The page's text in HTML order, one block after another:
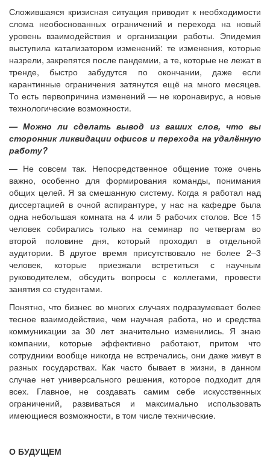
Сложившаяся кризисная ситуация приводит к необходимости
слома необоснованных ограничений и перехода на новый
уровень взаимодействия и организации работы. Эпидемия
выступила катализатором изменений: те изменения, которые
назрели, закрепятся после пандемии, а те, которые не лежат в
тренде, быстро забудутся по окончании, даже если
карантинные ограничения затянутся ещё на много месяцев.
То есть первопричина изменений — не коронавирус, а новые
технологические возможности.
— Можно ли сделать вывод из ваших слов, что вы
сторонник ликвидации офисов и перехода на удалённую
работу?
— Не совсем так. Непосредственное общение тоже очень
важно, особенно для формирования команды, понимания
общих целей. Я за смешанную систему. Когда я работал над
диссертацией в очной аспирантуре, у нас на кафедре была
одна небольшая комната на 4 или 5 рабочих столов. Все 15
человек собирались только на семинар по четвергам во
второй половине дня, который проходил в отдельной
аудитории. В другое время присутствовало не более 2–3
человек, которые приезжали встретиться с научным
руководителем, обсудить вопросы с коллегами, провести
занятия со студентами.
Понятно, что бизнес во многих случаях подразумевает более
тесное взаимодействие, чем научная работа, но и средства
коммуникации за 30 лет значительно изменились. Я знаю
компании, которые эффективно работают, притом что
сотрудники вообще никогда не встречались, они даже живут в
разных государствах. Как часто бывает в жизни, в данном
случае нет универсального решения, которое подходит для
всех. Главное, не создавать самим себе искусственных
ограничений, развиваться и максимально использовать
имеющиеся возможности, в том числе технические.
О БУДУЩЕМ